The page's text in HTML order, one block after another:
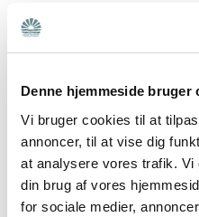
Denne hjemmeside bruger
Vi bruger cookies til at
annoncer, til at vise dig
at analysere vores trafik. Vi
din brug af vores
for sociale medier,
maden, vægten og
tættere på hinanden ved
sidde og snakke. Nogle
også af selvfremkaldte
at man har indtaget
efter måltidet også
interesse for dit barn ved
dagen, og hvad han eller